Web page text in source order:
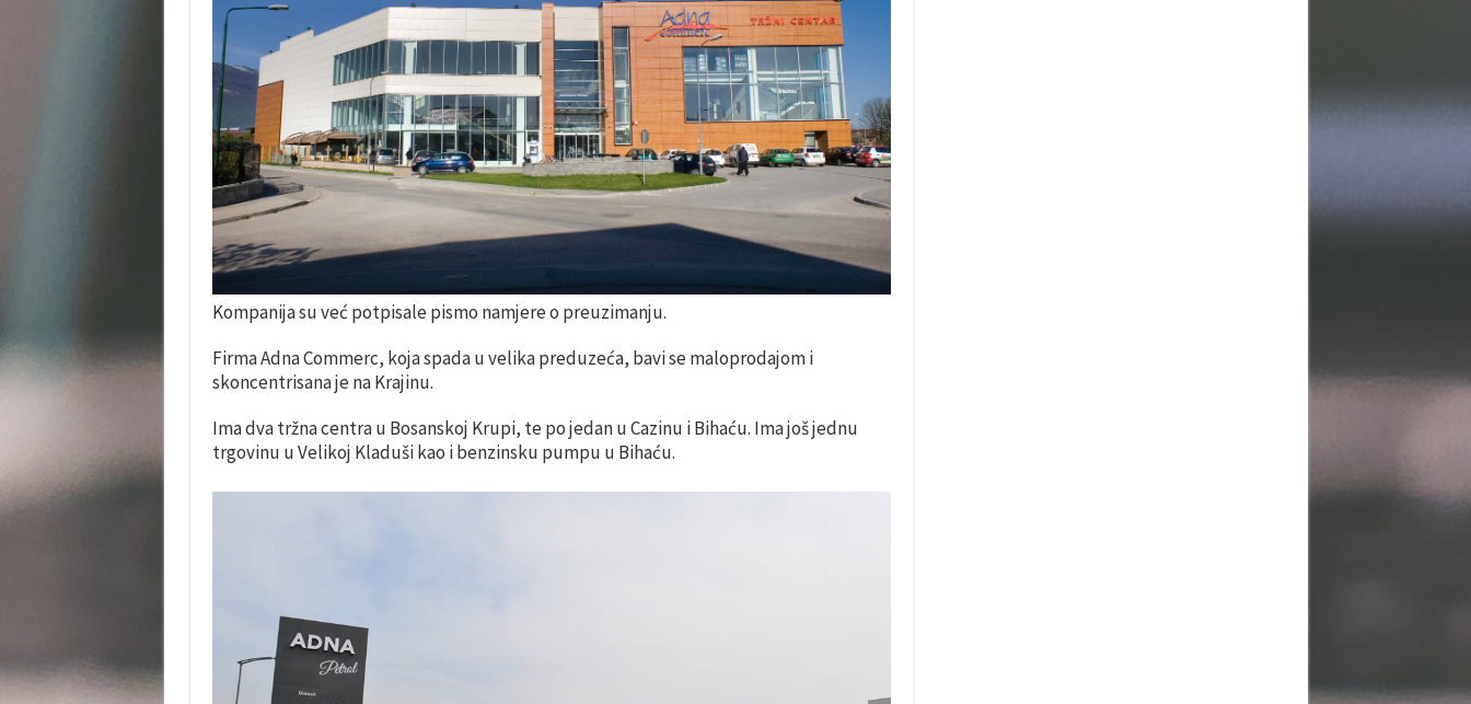
Kompanija su već potpisale pismo namjere o preuzimanju.
Firma Adna Commerc, koja spada u velika preduzeća, bavi se maloprodajom i
skoncentrisana je na Krajinu.
Ima dva tržna centra u Bosanskoj Krupi, te po jedan u Cazinu i Bihaću. Ima još jednu
trgovinu u Velikoj Kladuši kao i benzinsku pumpu u Bihaću.